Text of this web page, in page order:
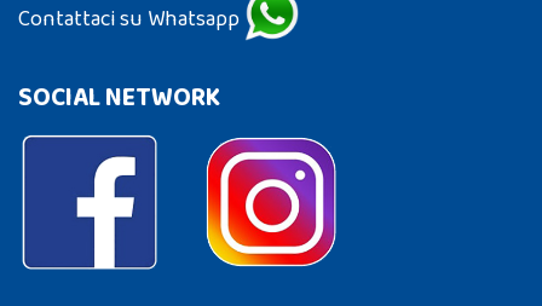
Contattaci su Whatsapp
SOCIAL NETWORK